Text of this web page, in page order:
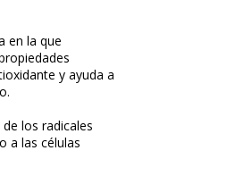
en la que
y ayuda a
los radicales
a las células